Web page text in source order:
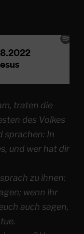
traten die
des Volkes
sprachen: In
und wer hat dir
zu ihnen:
wenn ihr
auch sagen,